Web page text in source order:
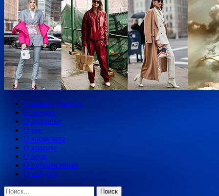
Главная страница
О звездах
О здоровье
О еде
О косметике
О красоте
О моде
О путешествиях
О шоу-биз
Найти: